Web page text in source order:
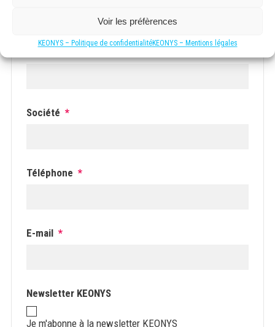
Voir les préfèrences
KEONYS – Politique de confidentialitéKEONYS – Mentions légales
Société *
Téléphone *
E-mail *
Newsletter KEONYS
Je m'abonne à la newsletter KEONYS